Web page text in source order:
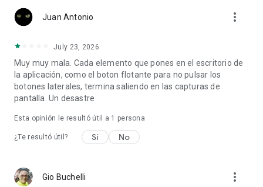
Juan Antonio more_vert
July 23, 2026
Muy muy mala. Cada elemento que pones en el escritorio de
la aplicación, como el boton flotante para no pulsar los
botones laterales, termina saliendo en las capturas de
pantalla. Un desastre
Esta opinión le resultó útil a 1 persona
¿Te resultó útil? Sí No
Gio Buchelli more_vert